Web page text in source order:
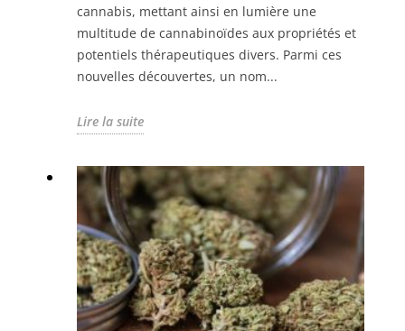
cannabis, mettant ainsi en lumière une
multitude de cannabinoïdes aux propriétés et
potentiels thérapeutiques divers. Parmi ces
nouvelles découvertes, un nom...
Lire la suite